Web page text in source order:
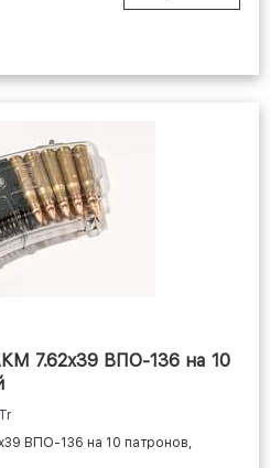
7.62x39 ВПО-136 на 10
ВПО-136 на 10 патронов,